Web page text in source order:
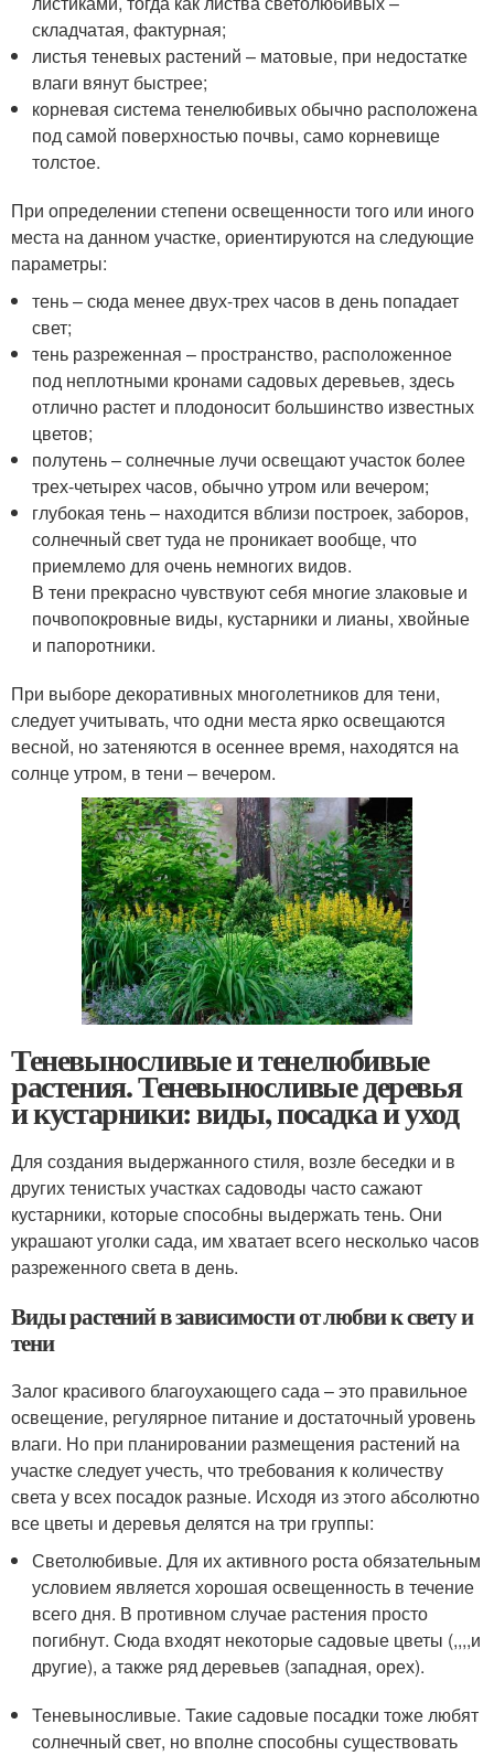
складчатая, фактурная;
листья теневых растений – матовые, при недостатке
влаги вянут быстрее;
корневая система тенелюбивых обычно расположена
под самой поверхностью почвы, само корневище
толстое.
При определении степени освещенности того или иного
места на данном участке, ориентируются на следующие
параметры:
тень – сюда менее двух-трех часов в день попадает
свет;
тень разреженная – пространство, расположенное
под неплотными кронами садовых деревьев, здесь
отлично растет и плодоносит большинство известных
цветов;
полутень – солнечные лучи освещают участок более
трех-четырех часов, обычно утром или вечером;
глубокая тень – находится вблизи построек, заборов,
солнечный свет туда не проникает вообще, что
приемлемо для очень немногих видов.
В тени прекрасно чувствуют себя многие злаковые и
почвопокровные виды, кустарники и лианы, хвойные
и папоротники.
При выборе декоративных многолетников для тени,
следует учитывать, что одни места ярко освещаются
весной, но затеняются в осеннее время, находятся на
солнце утром, в тени – вечером.
Теневыносливые и тенелюбивые
растения. Теневыносливые деревья
и кустарники: виды, посадка и уход
Для создания выдержанного стиля, возле беседки и в
других тенистых участках садоводы часто сажают
кустарники, которые способны выдержать тень. Они
украшают уголки сада, им хватает всего несколько часов
разреженного света в день.
Виды растений в зависимости от любви к свету и
тени
Залог красивого благоухающего сада – это правильное
освещение, регулярное питание и достаточный уровень
влаги. Но при планировании размещения растений на
участке следует учесть, что требования к количеству
света у всех посадок разные. Исходя из этого абсолютно
все цветы и деревья делятся на три группы:
Светолюбивые. Для их активного роста обязательным
условием является хорошая освещенность в течение
всего дня. В противном случае растения просто
погибнут. Сюда входят некоторые садовые цветы (,,,,и
другие), а также ряд деревьев (западная, орех).
Теневыносливые. Такие садовые посадки тоже любят
солнечный свет, но вполне способны существовать